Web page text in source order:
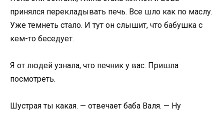
принялся перекладывать печь. Все шло как по маслу.
Уже темнеть стало. И тут он слышит, что бабушка с
кем-то беседует.
Я от людей узнала, что печник у вас. Пришла
посмотреть.
Шустрая ты какая. — отвечает баба Валя. — Ну